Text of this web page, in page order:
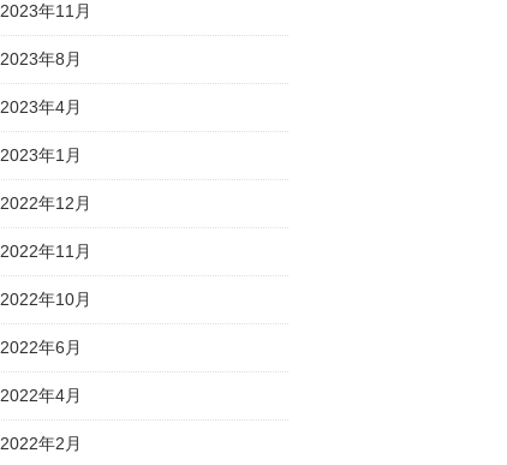
2023年11月
2023年8月
2023年4月
2023年1月
2022年12月
2022年11月
2022年10月
2022年6月
2022年4月
2022年2月